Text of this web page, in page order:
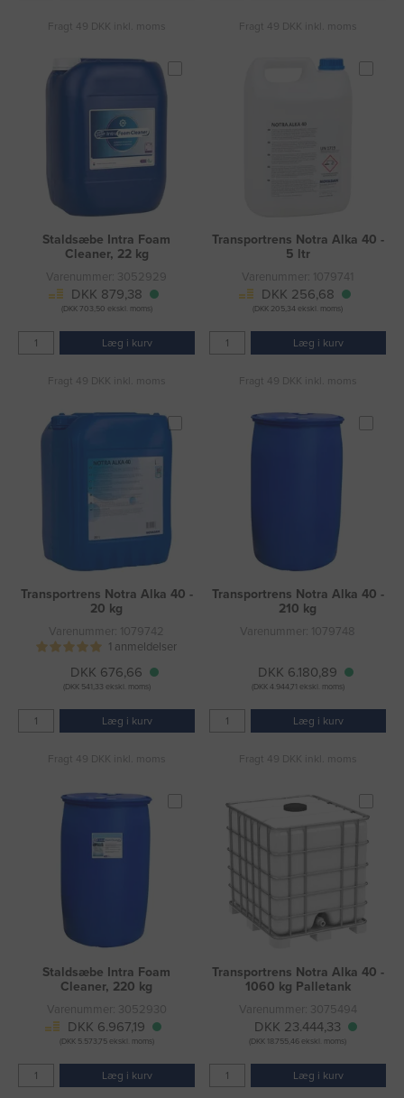
Fragt 49 DKK inkl. moms Fragt 49 DKK inkl. moms
Staldsæbe Intra Foam
Cleaner, 22 kg
Varenummer: 3052929
DKK 879,38
(DKK 703,50 ekskl. moms)
Læg i kurv
Fragt 49 DKK inkl. moms
Transportrens Notra Alka 40 -
5 ltr
Varenummer: 1079741
DKK 256,68
(DKK 205,34 ekskl. moms)
Læg i kurv
Fragt 49 DKK inkl. moms
Transportrens Notra Alka 40 -
20 kg
Varenummer: 1079742
1 anmeldelser
DKK 676,66
(DKK 541,33 ekskl. moms)
Læg i kurv
Fragt 49 DKK inkl. moms
Transportrens Notra Alka 40 -
210 kg
Varenummer: 1079748
DKK 6.180,89
(DKK 4.944,71 ekskl. moms)
Læg i kurv
Fragt 49 DKK inkl. moms
Staldsæbe Intra Foam
Cleaner, 220 kg
Varenummer: 3052930
DKK 6.967,19
(DKK 5.573,75 ekskl. moms)
Læg i kurv
Transportrens Notra Alka 40 -
1060 kg Palletank
Varenummer: 3075494
DKK 23.444,33
(DKK 18.755,46 ekskl. moms)
Læg i kurv